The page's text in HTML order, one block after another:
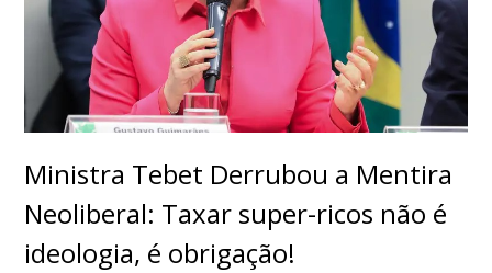
Ministra Tebet Derrubou a Mentira
Neoliberal: Taxar super-ricos não é
ideologia, é obrigação!